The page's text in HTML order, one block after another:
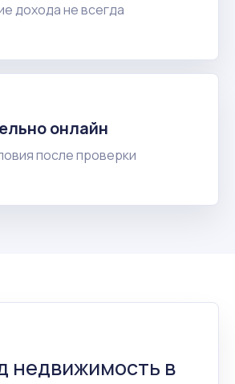
дохода не всегда
онлайн
после проверки
недвижимость в